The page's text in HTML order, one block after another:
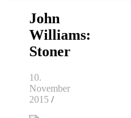
John
Williams:
Stoner
10.
November
2015 /